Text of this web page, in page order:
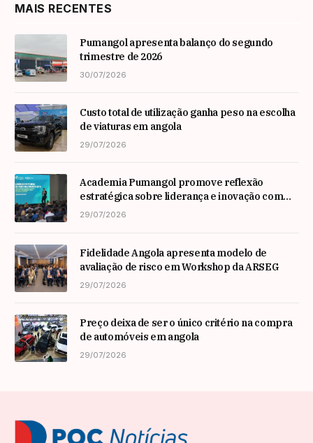
MAIS RECENTES
Pumangol apresenta balanço do segundo
trimestre de 2026
30/07/2026
Custo total de utilização ganha peso na escolha
de viaturas em angola
29/07/2026
Academia Pumangol promove reflexão
estratégica sobre liderança e inovação com
especialista internacional Nadim Habib
29/07/2026
Fidelidade Angola apresenta modelo de
avaliação de risco em Workshop da ARSEG
29/07/2026
Preço deixa de ser o único critério na compra
de automóveis em angola
29/07/2026